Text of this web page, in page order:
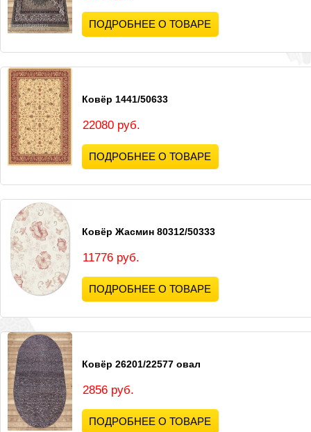
ПОДРОБНЕЕ О ТОВАРЕ
Ковёр 1441/50633
22080 руб.
ПОДРОБНЕЕ О ТОВАРЕ
Ковёр Жасмин 80312/50333
11776 руб.
ПОДРОБНЕЕ О ТОВАРЕ
Ковёр 26201/22577 овал
2856 руб.
ПОДРОБНЕЕ О ТОВАРЕ